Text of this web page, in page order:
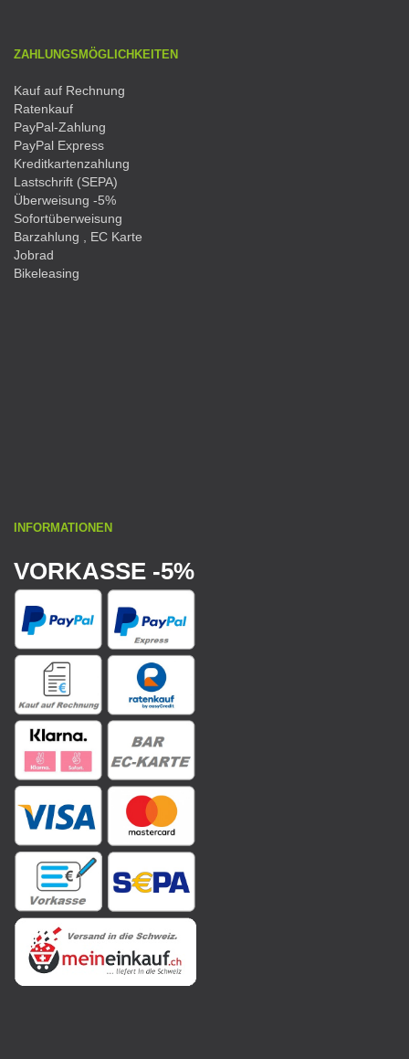
ZAHLUNGSMÖGLICHKEITEN
Kauf auf Rechnung
Ratenkauf
PayPal-Zahlung
PayPal Express
Kreditkartenzahlung
Lastschrift (SEPA)
Überweisung -5%
Sofortüberweisung
Barzahlung , EC Karte
Jobrad
Bikeleasing
INFORMATIONEN
VORKASSE -5%